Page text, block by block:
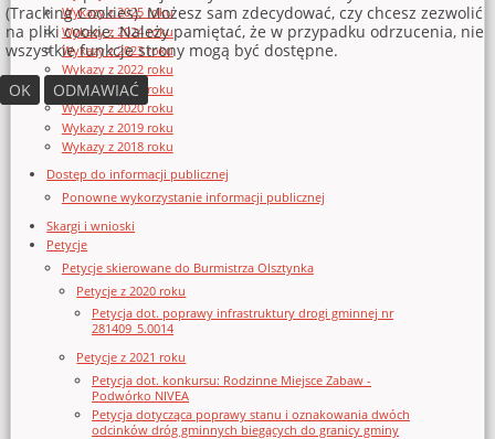
Wykazy z 2025 roku
Wykazy z 2024 roku
Wykazy z 2023 roku
Wykazy z 2022 roku
Wykazy z 2021 roku
Wykazy z 2020 roku
Wykazy z 2019 roku
Wykazy z 2018 roku
Dostęp do informacji publicznej
Ponowne wykorzystanie informacji publicznej
Skargi i wnioski
Petycje
Petycje skierowane do Burmistrza Olsztynka
Petycje z 2020 roku
Petycja dot. poprawy infrastruktury drogi gminnej nr
281409_5.0014
Petycje z 2021 roku
Petycja dot. konkursu: Rodzinne Miejsce Zabaw -
Podwórko NIVEA
Petycja dotycząca poprawy stanu i oznakowania dwóch
odcinków dróg gminnych biegących do granicy gminy
(Tracking Cookies). Możesz sam zdecydować, czy chcesz zezwolić
na pliki cookie. Należy pamiętać, że w przypadku odrzucenia, nie
wszystkie funkcje strony mogą być dostępne.
OK
ODMAWIAĆ